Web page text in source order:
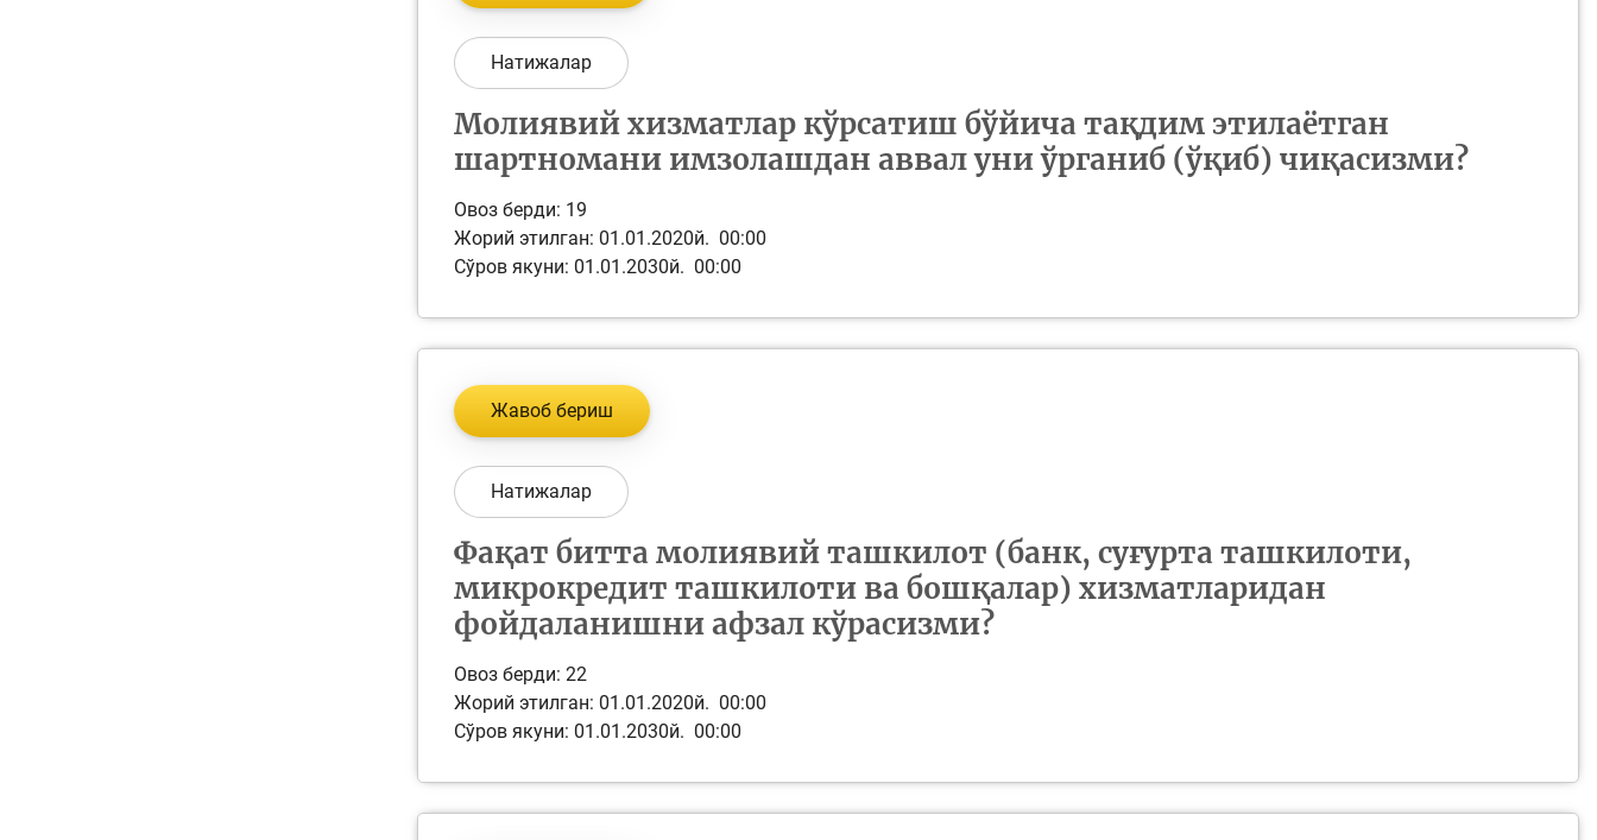
Натижалар
Молиявий хизматлар кўрсатиш бўйича тақдим этилаётган
шартномани имзолашдан аввал уни ўрганиб (ўқиб) чиқасизми?
Овоз берди: 19
Жорий этилган: 01.01.2020й. 00:00
Сўров якуни: 01.01.2030й. 00:00
Жавоб бериш
Натижалар
Фақат битта молиявий ташкилот (банк, суғурта ташкилоти,
микрокредит ташкилоти ва бошқалар) хизматларидан
фойдаланишни афзал кўрасизми?
Овоз берди: 22
Жорий этилган: 01.01.2020й. 00:00
Сўров якуни: 01.01.2030й. 00:00